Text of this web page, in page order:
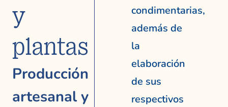
y
plantas
Producción
artesanal y
condimentarias,
además de
la
elaboración
de sus
respectivos